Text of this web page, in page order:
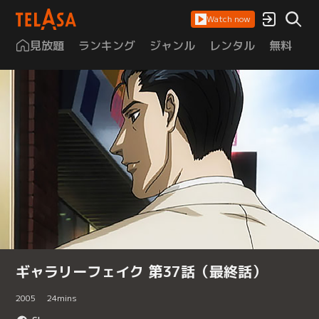
Watch now
見放題 ランキング ジャンル レンタル 無料
ギャラリーフェイク 第37話（最終話）
2005 24mins